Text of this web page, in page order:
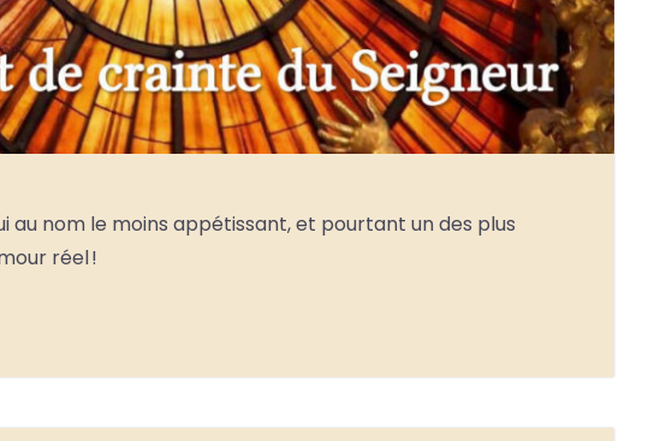
au nom le moins appétissant, et pourtant un des plus
réel !